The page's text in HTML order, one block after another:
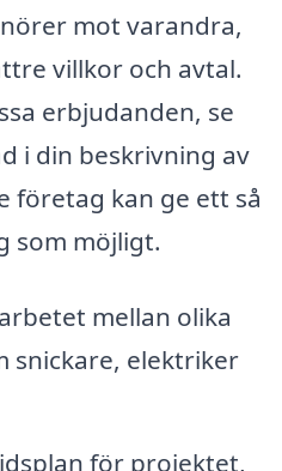
mot varandra,
villkor och avtal.
erbjudanden, se
i din beskrivning av
företag kan ge ett så
som möjligt.
mellan olika
snickare, elektriker
för projektet,